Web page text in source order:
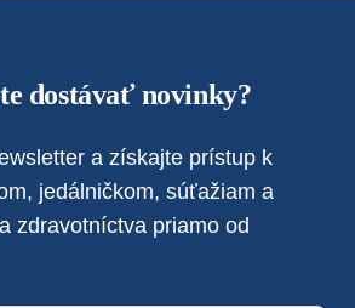
dostávať novinky?
a získajte prístup k
jedálničkom, súťažiam a
zdravotníctva priamo od